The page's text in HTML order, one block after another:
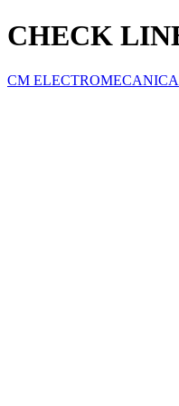
CHECK
CM ELECTROMECANICA